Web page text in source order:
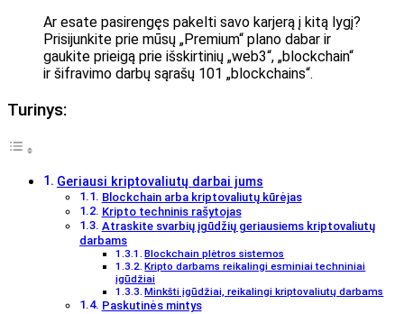
Ar esate pasirengęs pakelti savo karjerą į kitą lygį?
Prisijunkite prie mūsų „Premium“ plano dabar ir
gaukite prieigą prie išskirtinių „web3“, „blockchain“
ir šifravimo darbų sąrašų 101 „blockchains“.
Turinys:
Geriausi kriptovaliutų darbai jums
Blockchain arba kriptovaliutų kūrėjas
Kripto techninis rašytojas
Atraskite svarbių įgūdžių geriausiems kriptovaliutų
darbams
Blockchain plėtros sistemos
Kripto darbams reikalingi esminiai techniniai
įgūdžiai
Minkšti įgūdžiai, reikalingi kriptovaliutų darbams
Paskutinės mintys